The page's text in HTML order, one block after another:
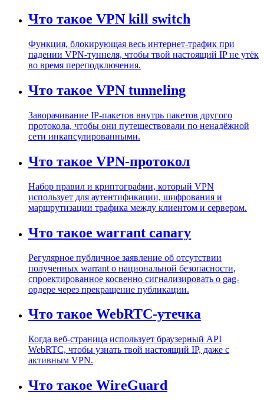
Что такое VPN kill switch
Функция, блокирующая весь интернет-трафик при
падении VPN-туннеля, чтобы твой настоящий IP не утёк
во время переподключения.
Что такое VPN tunneling
Заворачивание IP-пакетов внутрь пакетов другого
протокола, чтобы они путешествовали по ненадёжной
сети инкапсулированными.
Что такое VPN-протокол
Набор правил и криптографии, который VPN
использует для аутентификации, шифрования и
маршрутизации трафика между клиентом и сервером.
Что такое warrant canary
Регулярное публичное заявление об отсутствии
полученных warrant о национальной безопасности,
спроектированное косвенно сигнализировать о gag-
ордере через прекращение публикации.
Что такое WebRTC-утечка
Когда веб-страница использует браузерный API
WebRTC, чтобы узнать твой настоящий IP, даже с
активным VPN.
Что такое WireGuard